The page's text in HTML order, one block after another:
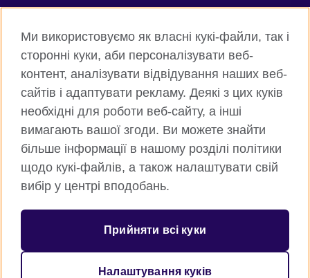
Connect with us
Facebook Twitter
Instagram Flickr
TikTok YouTube
Всесвітня Британська Рада
Приватність та умови користування
Куки
© 2026 British Council
Ми використовуємо як власні кукі-файли, так і
сторонні куки, аби персоналізувати веб-
контент, аналізувати відвідування наших веб-
сайтів і адаптувати рекламу. Деякі з цих куків
необхідні для роботи веб-сайту, а інші
вимагають вашої згоди. Ви можете знайти
більше інформації в нашому розділі політики
щодо кукі-файлів, а також налаштувати свій
вибір у центрі вподобань.
Прийняти всі куки
Налаштування куків